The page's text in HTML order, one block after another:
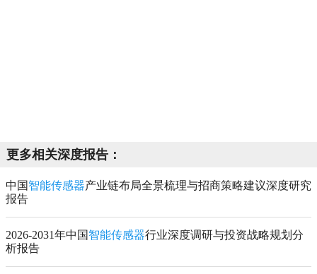
更多相关深度报告：
中国 智能传感器产业链布局全景梳理与招商策略建议深度研究
报告
2026-2031年中国 智能传感器行业深度调研与投资战略规划分
析报告